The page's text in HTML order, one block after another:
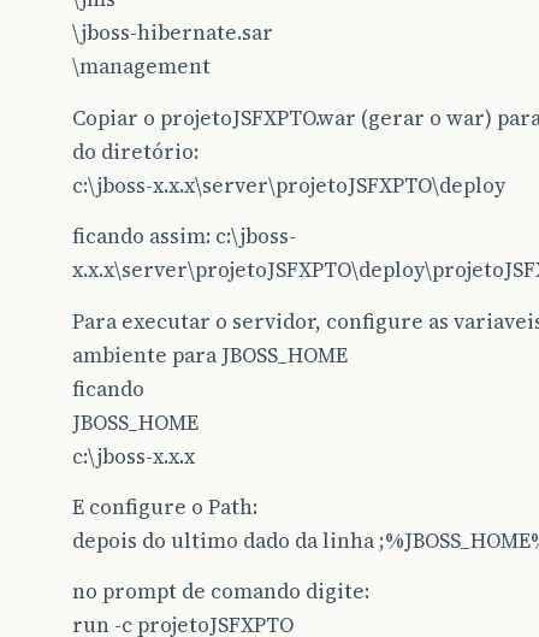
\jboss-hibernate.sar
\management
Copiar o projetoJSFXPTO.war (gerar o war)
do diretório:
c:\jboss-x.x.x\server\projetoJSFXPTO\deploy
ficando assim: c:\jboss-
Para executar o servidor, configure as
ambiente para JBOSS_HOME
ficando
JBOSS_HOME
c:\jboss-x.x.x
E configure o Path:
depois do ultimo dado da linha
no prompt de comando digite:
run -c projetoJSFXPTO